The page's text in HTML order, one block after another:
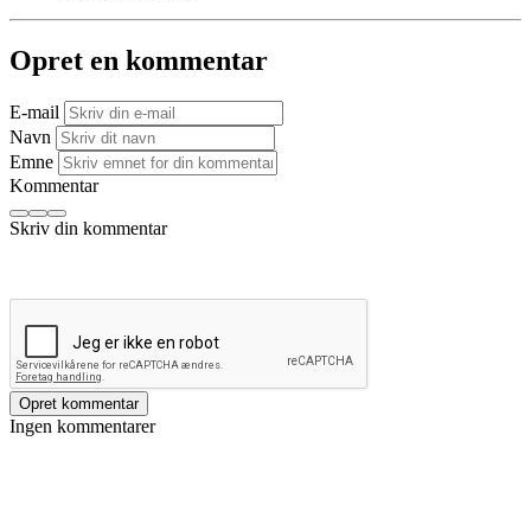
Opret en kommentar
E-mail
Navn
Emne
Kommentar
Opret kommentar
Ingen kommentarer